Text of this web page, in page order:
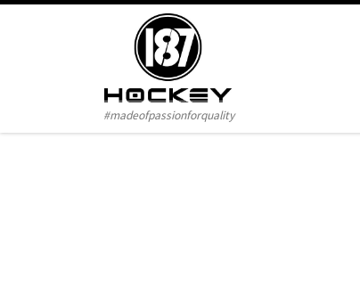
#madeofpassionforquality